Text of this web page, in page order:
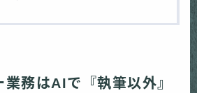
務はAIで『執筆以外』